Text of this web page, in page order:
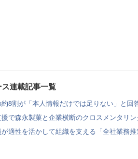
連載記事一覧
8割が「本人情報だけでは足りない」と
で森永製菓と企業横断のクロスメンタリ
適性を活かして組織を支える「全社業務